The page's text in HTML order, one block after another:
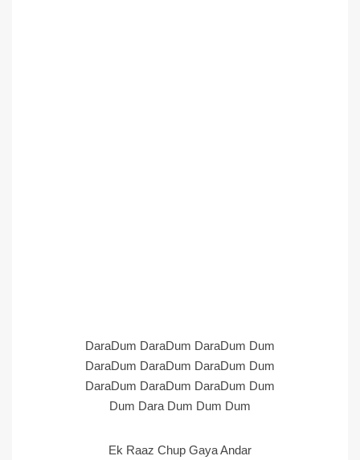
DaraDum DaraDum DaraDum Dum
DaraDum DaraDum DaraDum Dum
DaraDum DaraDum DaraDum Dum
Dum Dara Dum Dum Dum
Ek Raaz Chup Gaya Andar